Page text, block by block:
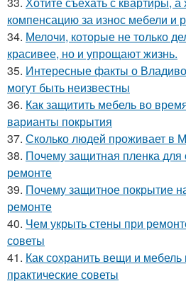
компенсацию за износ мебели и
34. Мелочи, которые не только
красивее, но и упрощают жизнь.
35. Интересные факты о
могут быть неизвестны
36. Как защитить мебель во
варианты покрытия
37. Сколько людей проживает в
38. Почему защитная пленка для
ремонте
39. Почему защитное покрытие
ремонте
40. Чем укрыть стены при
советы
41. Как сохранить вещи и
практические советы